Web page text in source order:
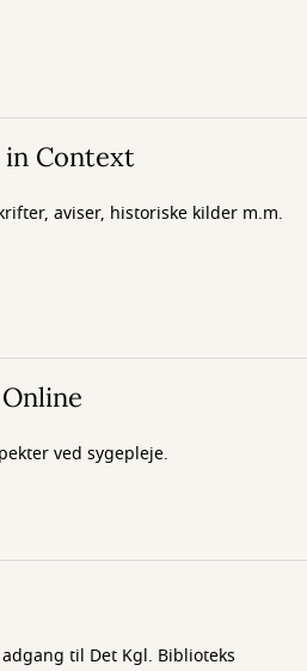
in Context
aviser, historiske kilder m.m.
ved sygepleje.
til Det Kgl. Biblioteks